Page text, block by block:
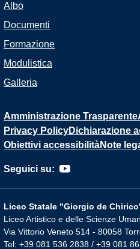
Albo
Documenti
Formazione
Modulistica
Galleria
Amministrazione Trasparente
Privacy PolicyDichiarazione
Obiettivi accessibilitàNote
Seguici su:
Liceo Statale "Giorgio de
Liceo Artistico e delle Scienze
Via Vittorio Veneto 514 - 80058
Tel: +39 081 536 2838 / +39 081